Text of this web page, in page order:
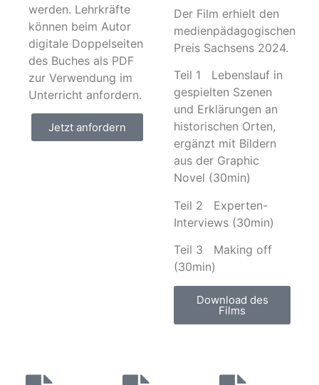
werden. Lehrkräfte
können beim Autor
digitale Doppelseiten
des Buches als PDF
zur Verwendung im
Unterricht anfordern.
Jetzt anfordern
Der Film erhielt den
medienpädagogischen
Preis Sachsens 2024.
Teil 1 Lebenslauf in
gespielten Szenen
und Erklärungen an
historischen Orten,
ergänzt mit Bildern
aus der Graphic
Novel (30min)
Teil 2 Experten-
Interviews (30min)
Teil 3 Making off
(30min)
Download des
Films